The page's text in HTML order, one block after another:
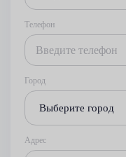
Телефон
Город
Выберите город
Адрес